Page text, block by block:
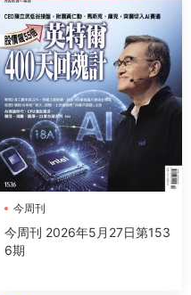
今周刊
今周刊 2026年5月27日第153
6期